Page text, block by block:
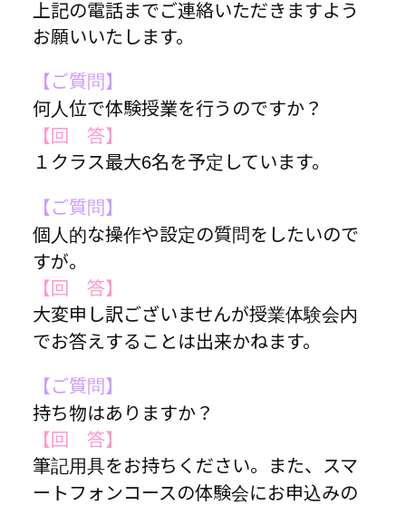
上記の電話までご連絡いただきますよう
お願いいたします。
【ご質問】
何人位で体験授業を行うのですか？
【回 答】
１クラス最大6名を予定しています。
【ご質問】
個人的な操作や設定の質問をしたいので
すが。
【回 答】
大変申し訳ございませんが授業体験会内
でお答えすることは出来かねます。
【ご質問】
持ち物はありますか？
【回 答】
筆記用具をお持ちください。また、スマ
ートフォンコースの体験会にお申込みの